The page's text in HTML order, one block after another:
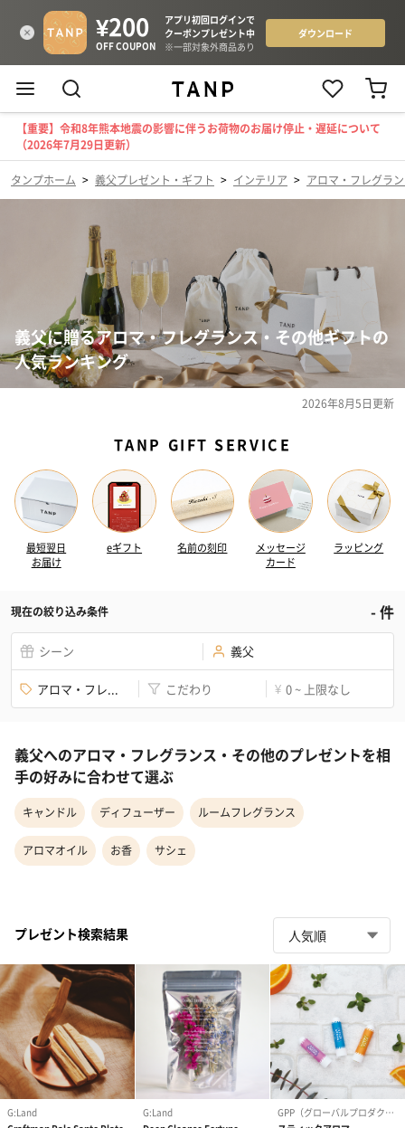
【重要】令和8年熊本地震の影響に伴うお荷物のお届け停止・遅延について
（2026年7月29日更新）
タンプホーム > 義父プレゼント・ギフト > インテリア > アロマ・フレグラ
義父に贈るアロマ・フレグランス・その他ギフトの
人気ランキング
2026年8月5日更新
TANP GIFT SERVICE
最短翌日
お届け
eギフト 名前の刻印
メッセージ
カード
ラッピング
現在の絞り込み条件 -件
シーン 義父
アロマ・フレ... こだわり ¥ 0 ~ 上限なし
義父へのアロマ・フレグランス・その他のプレゼントを相
手の好みに合わせて選ぶ
キャンドル ディフューザー ルームフレグランス
アロマオイル お香 サシェ
プレゼント検索結果